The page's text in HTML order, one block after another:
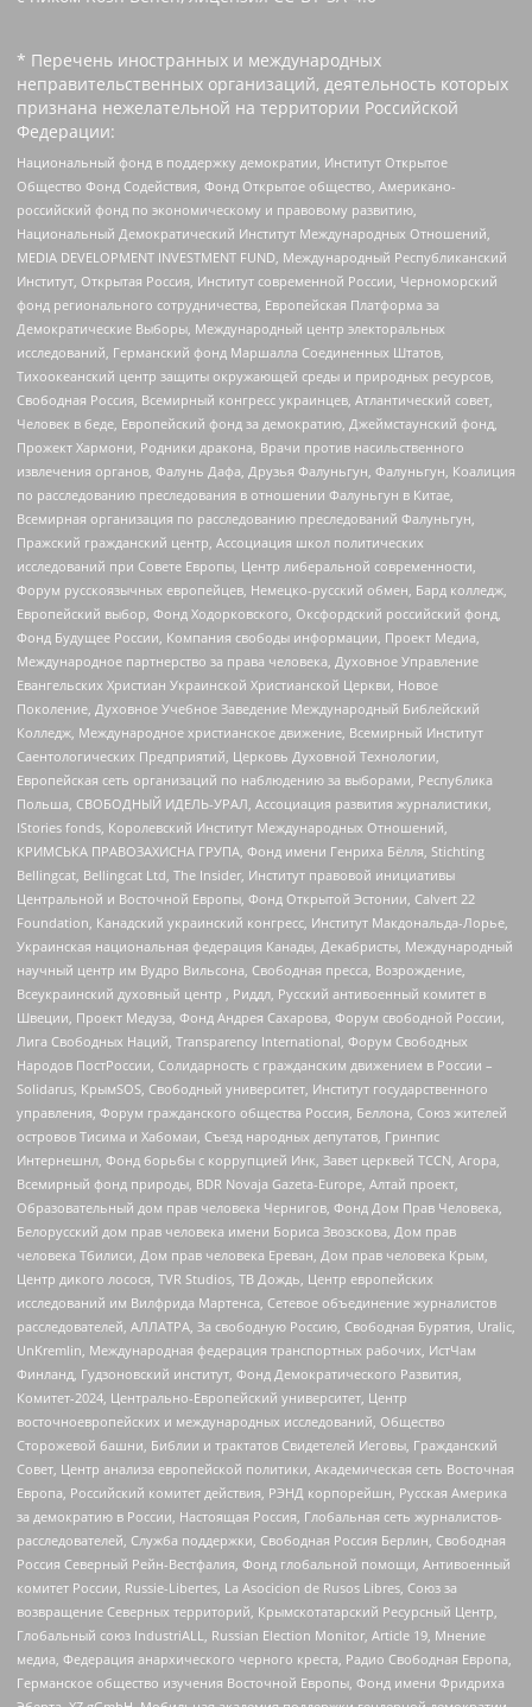
* Перечень иностранных и международных
неправительственных организаций, деятельность которых
признана нежелательной на территории Российской
Федерации:
Национальный фонд в поддержку демократии, Институт Открытое
Общество Фонд Содействия, Фонд Открытое общество, Американо-
российский фонд по экономическому и правовому развитию,
Национальный Демократический Институт Международных Отношений,
MEDIA DEVELOPMENT INVESTMENT FUND, Международный Республиканский
Институт, Открытая Россия, Институт современной России, Черноморский
фонд регионального сотрудничества, Европейская Платформа за
Демократические Выборы, Международный центр электоральных
исследований, Германский фонд Маршалла Соединенных Штатов,
Тихоокеанский центр защиты окружающей среды и природных ресурсов,
Свободная Россия, Всемирный конгресс украинцев, Атлантический совет,
Человек в беде, Европейский фонд за демократию, Джеймстаунский фонд,
Прожект Хармони, Родники дракона, Врачи против насильственного
извлечения органов, Фалунь Дафа, Друзья Фалуньгун, Фалуньгун, Коалиция
по расследованию преследования в отношении Фалуньгун в Китае,
Всемирная организация по расследованию преследований Фалуньгун,
Пражский гражданский центр, Ассоциация школ политических
исследований при Совете Европы, Центр либеральной современности,
Форум русскоязычных европейцев, Немецко-русский обмен, Бард колледж,
Европейский выбор, Фонд Ходорковского, Оксфордский российский фонд,
Фонд Будущее России, Компания свободы информации, Проект Медиа,
Международное партнерство за права человека, Духовное Управление
Евангельских Христиан Украинской Христианской Церкви, Новое
Поколение, Духовное Учебное Заведение Международный Библейский
Колледж, Международное христианское движение, Всемирный Институт
Саентологических Предприятий, Церковь Духовной Технологии,
Европейская сеть организаций по наблюдению за выборами, Республика
Польша, СВОБОДНЫЙ ИДЕЛЬ-УРАЛ, Ассоциация развития журналистики,
IStories fonds, Королевский Институт Международных Отношений,
КРИМСЬКА ПРАВОЗАХИСНА ГРУПА, Фонд имени Генриха Бёлля, Stichting
Bellingcat, Bellingcat Ltd, The Insider, Институт правовой инициативы
Центральной и Восточной Европы, Фонд Открытой Эстонии, Calvert 22
Foundation, Канадский украинский конгресс, Институт Макдональда-Лорье,
Украинская национальная федерация Канады, Декабристы, Международный
научный центр им Вудро Вильсона, Свободная пресса, Возрождение,
Всеукраинский духовный центр , Риддл, Русский антивоенный комитет в
Швеции, Проект Медуза, Фонд Андрея Сахарова, Форум свободной России,
Лига Свободных Наций, Transparеncy International, Форум Свободных
Народов ПостРоссии, Солидарность с гражданским движением в России –
Solidarus, КрымSOS, Свободный университет, Институт государственного
управления, Форум гражданского общества Россия, Беллона, Союз жителей
островов Тисима и Хабомаи, Съезд народных депутатов, Гринпис
Интернешнл, Фонд борьбы с коррупцией Инк, Завет церквей TCCN, Агора,
Всемирный фонд природы, BDR Novaja Gazeta-Europe, Алтай проект,
Образовательный дом прав человека Чернигов, Фонд Дом Прав Человека,
Белорусский дом прав человека имени Бориса Звозскова, Дом прав
человека Тбилиси, Дом прав человека Ереван, Дом прав человека Крым,
Центр дикого лосося, TVR Studios, ТВ Дождь, Центр европейских
исследований им Вилфрида Мартенса, Сетевое объединение журналистов
расследователей, АЛЛАТРА, За свободную Россию, Свободная Бурятия, Uralic,
UnKremlin, Международная федерация транспортных рабочих, ИстЧам
Финланд, Гудзоновский институт, Фонд Демократического Развития,
Комитет-2024, Центрально-Европейский университет, Центр
восточноевропейских и международных исследований, Общество
Сторожевой башни, Библии и трактатов Свидетелей Иеговы, Гражданский
Совет, Центр анализа европейской политики, Академическая сеть Восточная
Европа, Российский комитет действия, РЭНД корпорейшн, Русская Америка
за демократию в России, Настоящая Россия, Глобальная сеть журналистов-
расследователей, Служба поддержки, Свободная Россия Берлин, Свободная
Россия Северный Рейн-Вестфалия, Фонд глобальной помощи, Антивоенный
комитет России, Russie-Libertes, La Asocicion de Rusos Libres, Союз за
возвращение Северных территорий, Крымскотатарский Ресурсный Центр,
Глобальный союз IndustriALL, Russian Election Monitor, Article 19, Мнение
медиа, Федерация анархического черного креста, Радио Свободная Европа,
Германское общество изучения Восточной Европы, Фонд имени Фридриха